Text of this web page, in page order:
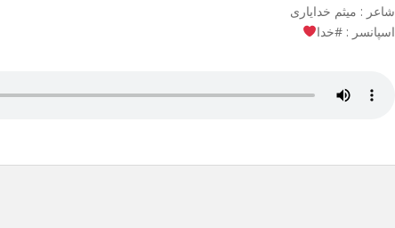
شاعر : میثم خدایاری
اسپانسر : #خدا